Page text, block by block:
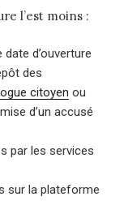
l’est moins :
date d’ouverture
des
citoyen ou
d’un accusé
par les services
sur la plateforme